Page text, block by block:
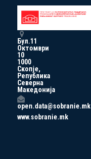
Бул.11
Октомври
10
1000
Скопје,
Република
Северна
Македонија
open.data@sobranie.mk
www.sobranie.mk